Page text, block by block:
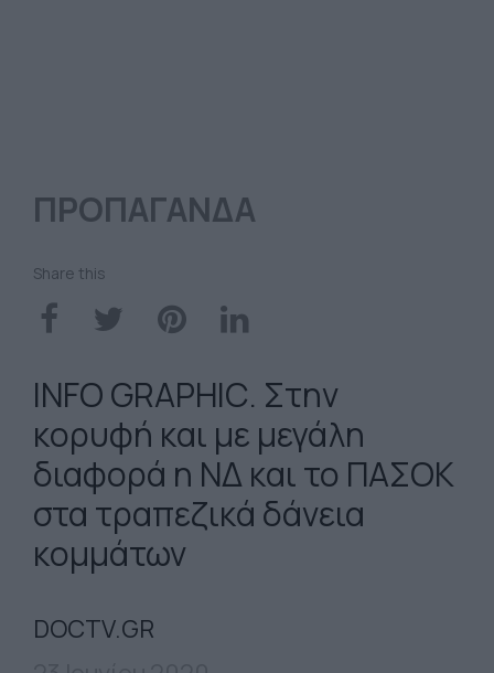
ΠΡΟΠΑΓΑΝΔΑ
Share this
INFO GRAPHIC. Στην
κορυφή και με μεγάλη
διαφορά η ΝΔ και το ΠΑΣΟΚ
στα τραπεζικά δάνεια
κομμάτων
DOCTV.GR